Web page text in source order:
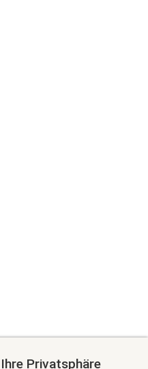
Privatsphäre